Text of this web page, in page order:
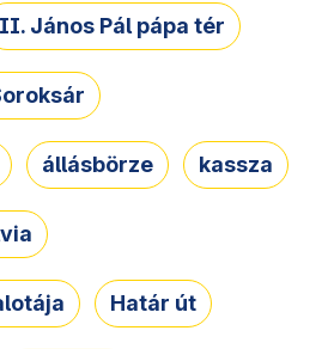
II. János Pál pápa tér
állásbörze kassza
Határ út